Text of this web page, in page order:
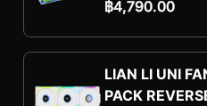
฿4,790.00
LIAN LI UNI
PACK